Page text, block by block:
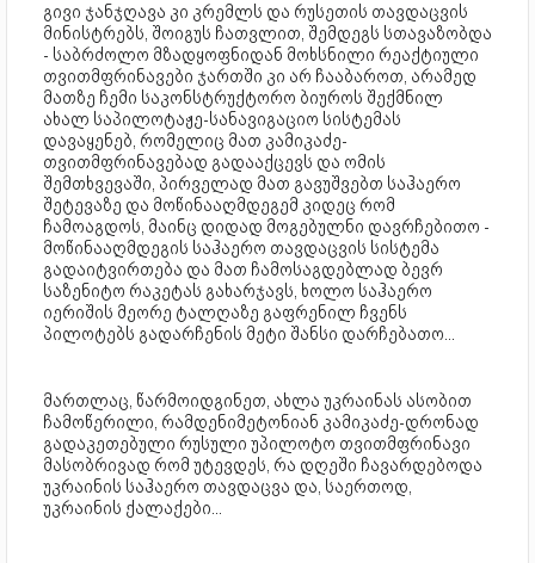
გივი ჯანჯღავა კი კრემლს და რუსეთის თავდაცვის
მინისტრებს, შოიგუს ჩათვლით, შემდეგს სთავაზობდა
- საბრძოლო მზადყოფნიდან მოხსნილი რეაქტიული
თვითმფრინავები ჯართში კი არ ჩააბაროთ, არამედ
მათზე ჩემი საკონსტრუქტორო ბიუროს შექმნილ
ახალ საპილოტაჟე-სანავიგაციო სისტემას
დავაყენებ, რომელიც მათ კამიკაძე-
თვითმფრინავებად გადააქცევს და ომის
შემთხვევაში, პირველად მათ გავუშვებთ საჰაერო
შეტევაზე და მოწინააღმდეგემ კიდეც რომ
ჩამოაგდოს, მაინც დიდად მოგებულნი დავრჩებითო -
მოწინააღმდეგის საჰაერო თავდაცვის სისტემა
გადაიტვირთება და მათ ჩამოსაგდებლად ბევრ
საზენიტო რაკეტას გახარჯავს, ხოლო საჰაერო
იერიშის მეორე ტალღაზე გაფრენილ ჩვენს
პილოტებს გადარჩენის მეტი შანსი დარჩებათო...
მართლაც, წარმოიდგინეთ, ახლა უკრაინას ასობით
ჩამოწერილი, რამდენიმეტონიან კამიკაძე-დრონად
გადაკეთებული რუსული უპილოტო თვითმფრინავი
მასობრივად რომ უტევდეს, რა დღეში ჩავარდებოდა
უკრაინის საჰაერო თავდაცვა და, საერთოდ,
უკრაინის ქალაქები...